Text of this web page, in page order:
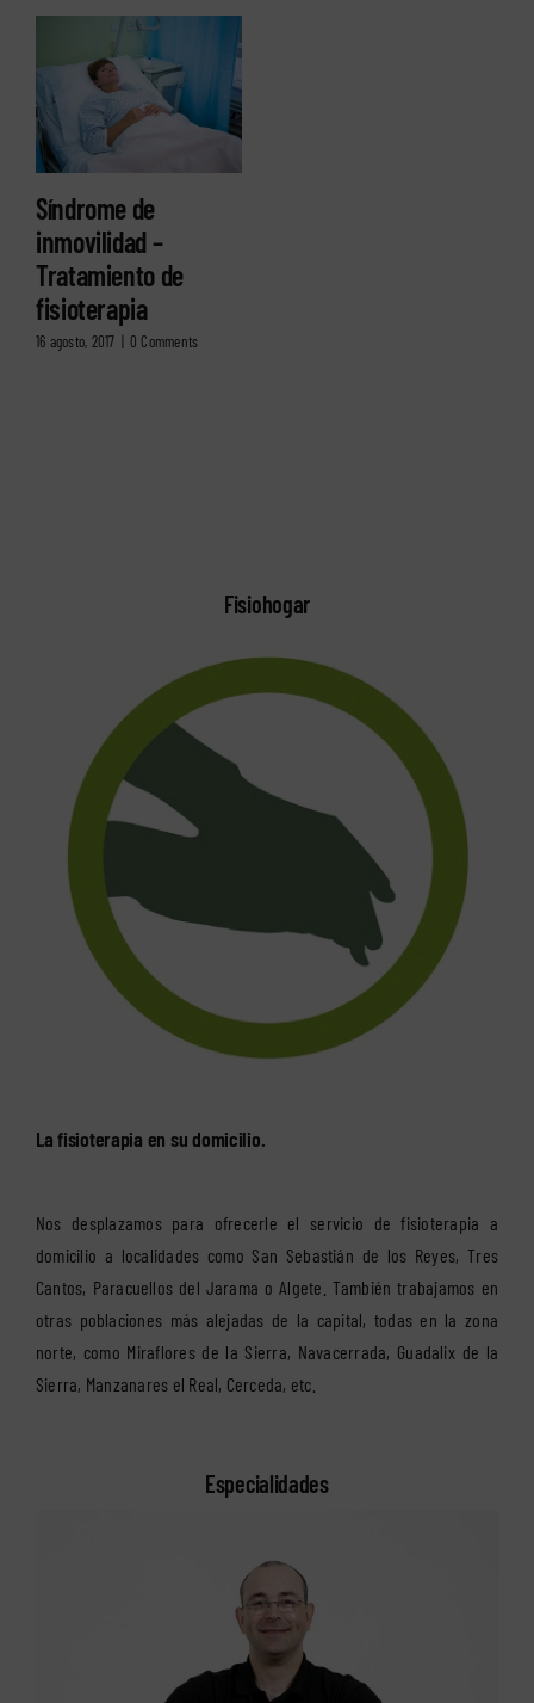
Síndrome de
inmovilidad –
Tratamiento de
fisioterapia
16 agosto, 2017 0 Comments
Fisiohogar
La fisioterapia en su domicilio.
Nos desplazamos para ofrecerle el servicio de fisioterapia a
domicilio a localidades como San Sebastián de los Reyes, Tres
Cantos, Paracuellos del Jarama o Algete. También trabajamos en
otras poblaciones más alejadas de la capital, todas en la zona
norte, como Miraflores de la Sierra, Navacerrada, Guadalix de la
Sierra, Manzanares el Real, Cerceda, etc.
Especialidades